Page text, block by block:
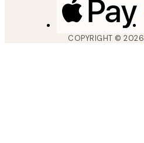
COPYRIGHT ©2026